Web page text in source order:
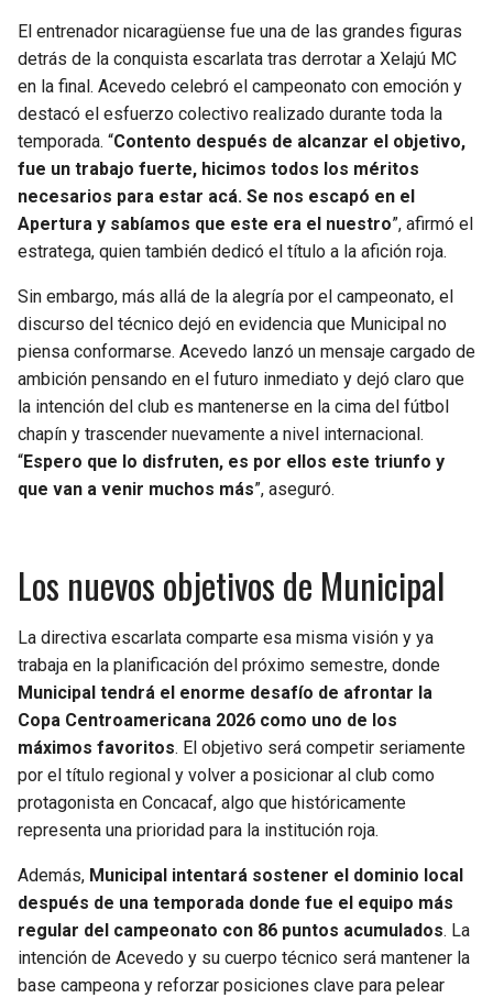
FALCONS
PANTHERS
SAINTS
BUCCANEERS
TRAIL BLAZERS
JAZZ
El entrenador nicaragüense fue una de las grandes figuras
detrás de la conquista escarlata tras derrotar a Xelajú MC
en la final. Acevedo celebró el campeonato con emoción y
destacó el esfuerzo colectivo realizado durante toda la
temporada. “Contento después de alcanzar el objetivo,
fue un trabajo fuerte, hicimos todos los méritos
necesarios para estar acá. Se nos escapó en el
Apertura y sabíamos que este era el nuestro”, afirmó el
estratega, quien también dedicó el título a la afición roja.
Sin embargo, más allá de la alegría por el campeonato, el
discurso del técnico dejó en evidencia que Municipal no
piensa conformarse. Acevedo lanzó un mensaje cargado de
ambición pensando en el futuro inmediato y dejó claro que
la intención del club es mantenerse en la cima del fútbol
chapín y trascender nuevamente a nivel internacional.
“Espero que lo disfruten, es por ellos este triunfo y
que van a venir muchos más”, aseguró.
Los nuevos objetivos de Municipal
La directiva escarlata comparte esa misma visión y ya
trabaja en la planificación del próximo semestre, donde
Municipal tendrá el enorme desafío de afrontar la
Copa Centroamericana 2026 como uno de los
máximos favoritos. El objetivo será competir seriamente
por el título regional y volver a posicionar al club como
protagonista en Concacaf, algo que históricamente
representa una prioridad para la institución roja.
Además, Municipal intentará sostener el dominio local
después de una temporada donde fue el equipo más
regular del campeonato con 86 puntos acumulados. La
intención de Acevedo y su cuerpo técnico será mantener la
base campeona y reforzar posiciones clave para pelear